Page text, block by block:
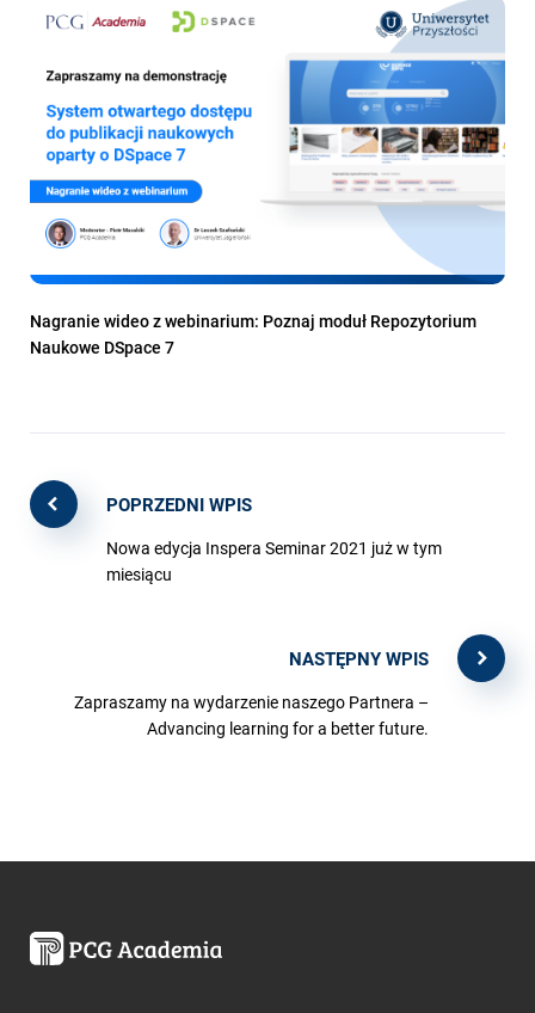
Nagranie wideo z webinarium: Poznaj moduł Repozytorium
Naukowe DSpace 7
POPRZEDNI WPIS
Nowa edycja Inspera Seminar 2021 już w tym
miesiącu
NASTĘPNY WPIS
Zapraszamy na wydarzenie naszego Partnera –
Advancing learning for a better future.